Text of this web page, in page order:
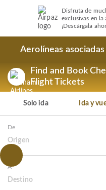
Disfruta de
exclusivas en la
¡Descárgala
Aerolíneas asociadas
Find and Book
Flight Tickets
Solo ida Ida y
De
Origen
A
Destino